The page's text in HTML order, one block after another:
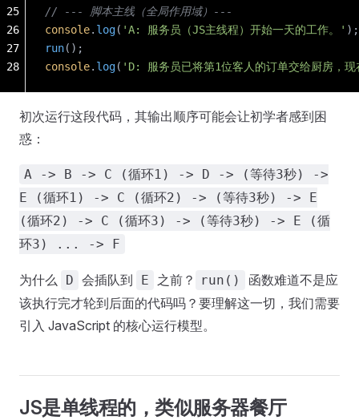
// --- 脚本主线（全局作用域）---
console. log( 'A: 服务员（JS主线程）开始一天的工作。' );
run();
console. log( 'D: 服务员已将第1位客人的订单交给厨房，
25
26
27
28
初次运行这段代码，其输出顺序可能会让初学者感到困
惑：
A -> B -> C (循环1) -> D -> (等待3秒) ->
E (循环1) -> C (循环2) -> (等待3秒) -> E
(循环2) -> C (循环3) -> (等待3秒) -> E (循
环3) ... -> F
为什么 D 会插队到 E 之前？ run()
函数难道不是应
该执行完才轮到后面的代码吗？要理解这一切，我们需要
引入 JavaScript 的核心运行模型。
JS是单线程的，类似服务器餐厅